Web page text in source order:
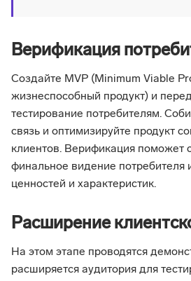
Верификация
Создайте MVP (Minimum Viable
жизнеспособный продукт) и
тестирование потребителям.
связь и оптимизируйте продукт
клиентов. Верификация поможет
финальное видение потребителя
ценностей и характеристик.
Расширение
На этом этапе проводятся
расширяется аудитория для